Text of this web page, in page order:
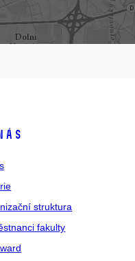
struktura
fakulty